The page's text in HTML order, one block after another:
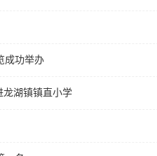
成功举办
龙湖镇镇直小学